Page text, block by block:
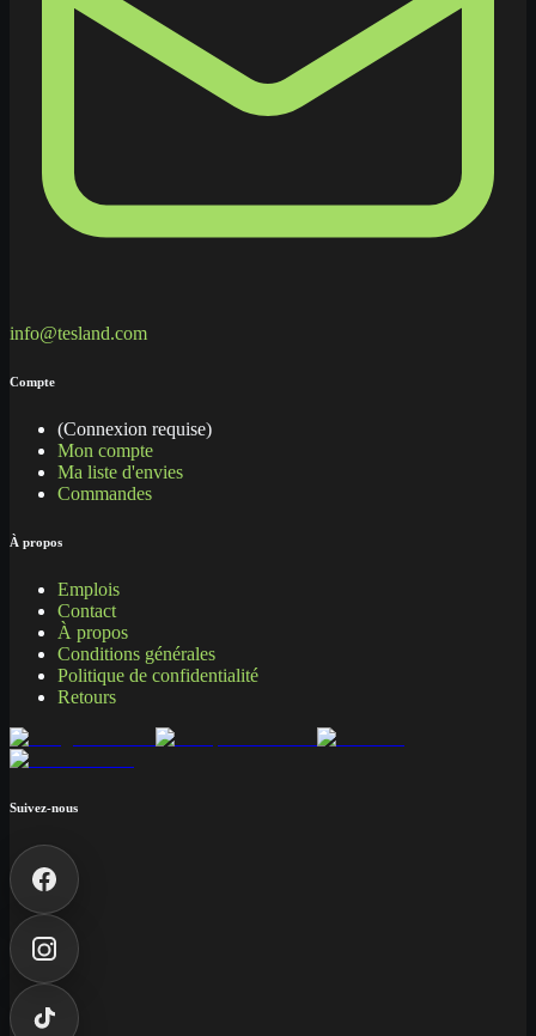
info@tesland.com
Compte
(Connexion requise)
Mon compte
Ma liste d'envies
Commandes
À propos
Emplois
Contact
À propos
Conditions générales
Politique de confidentialité
Retours
Suivez-nous